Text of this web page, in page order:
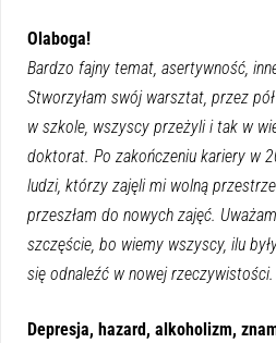
Olaboga!
Bardzo fajny temat, asertywność,
Stworzyłam swój warsztat, przez
w szkole, wszyscy przeżyli i tak w
doktorat. Po zakończeniu kariery w
ludzi, którzy zajęli mi wolną
przeszłam do nowych zajęć.
szczęście, bo wiemy wszyscy, ilu
się odnaleźć w nowej rzeczywistości.
Depresja, hazard, alkoholizm,